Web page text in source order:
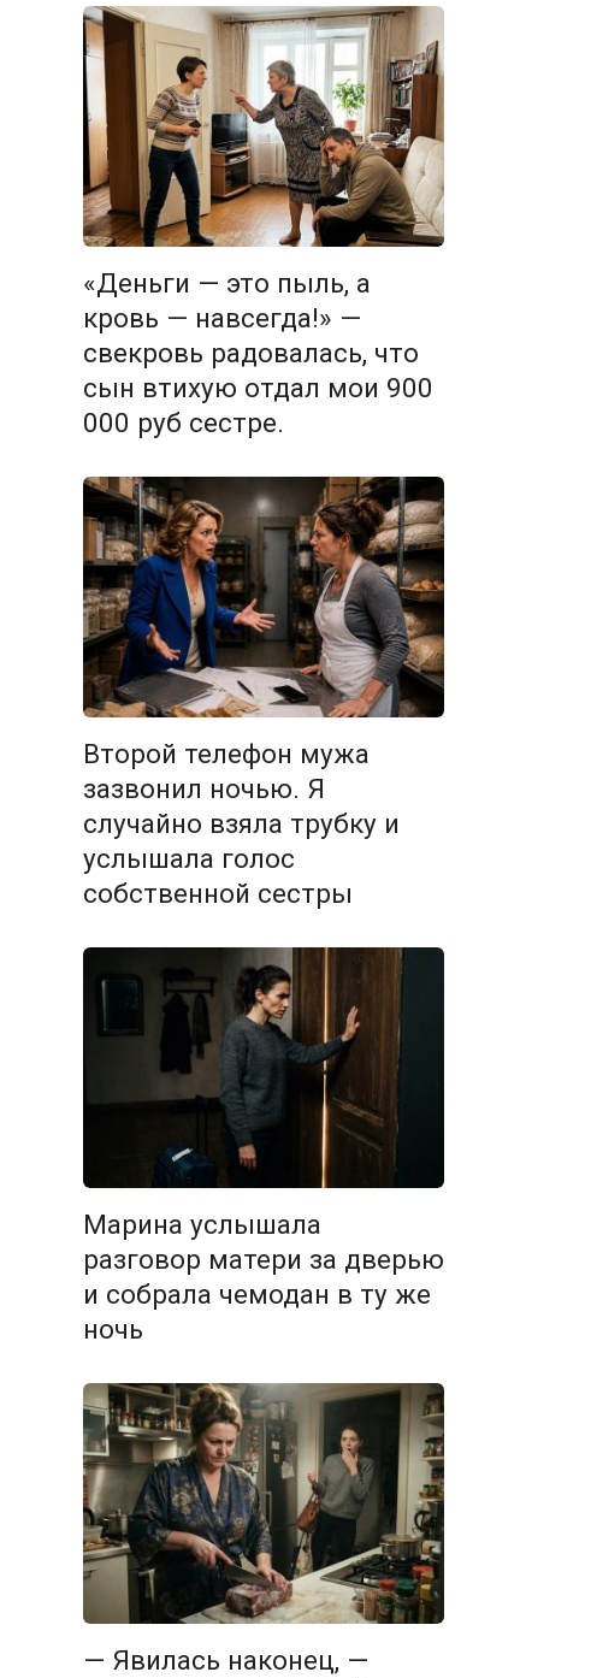
«Деньги — это пыль, а
кровь — навсегда!» —
свекровь радовалась, что
сын втихую отдал мои 900
000 руб сестре.
Второй телефон мужа
зазвонил ночью. Я
случайно взяла трубку и
услышала голос
собственной сестры
Марина услышала
разговор матери за дверью
и собрала чемодан в ту же
ночь
— Явилась наконец, —